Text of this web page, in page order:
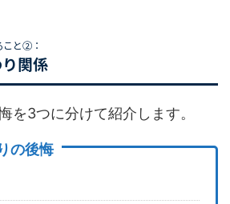
こと②：
関係
を3つに分けて紹介します。
の後悔